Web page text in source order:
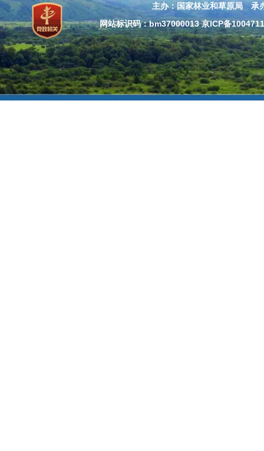
主办：国家林业和草原局 承
网站标识码：bm37000013京ICP备